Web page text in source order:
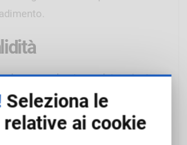
una durata predeterminata
Seleziona le
ai cookie